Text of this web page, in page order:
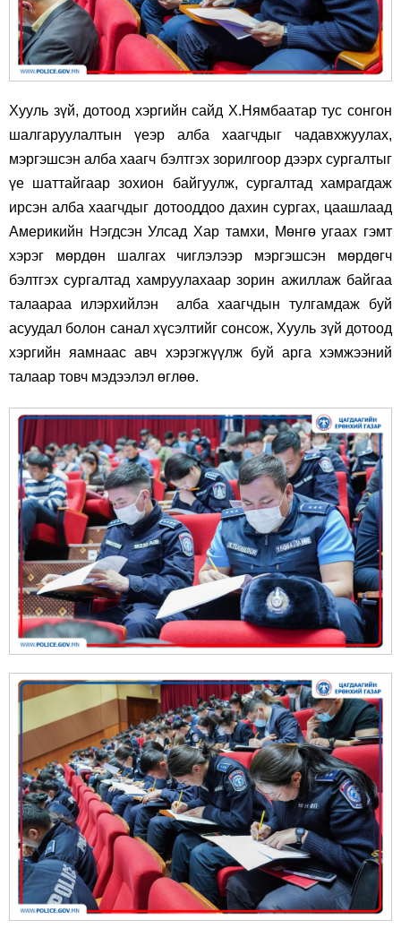
Хууль зүй, дотоод хэргийн сайд Х.Нямбаатар тус сонгон
шалгаруулалтын үеэр алба хаагчдыг чадавхжуулах,
мэргэшсэн алба хаагч бэлтгэх зорилгоор дээрх сургалтыг
үе шаттайгаар зохион байгуулж, сургалтад хамрагдаж
ирсэн алба хаагчдыг дотооддоо дахин сургах, цаашлаад
Америкийн Нэгдсэн Улсад Хар тамхи, Мөнгө угаах гэмт
хэрэг мөрдөн шалгах чиглэлээр мэргэшсэн мөрдөгч
бэлтгэх сургалтад хамруулахаар зорин ажиллаж байгаа
талаараа илэрхийлэн алба хаагчдын тулгамдаж буй
асуудал болон санал хүсэлтийг сонсож, Хууль зүй дотоод
хэргийн яамнаас авч хэрэгжүүлж буй арга хэмжээний
талаар товч мэдээлэл өглөө.